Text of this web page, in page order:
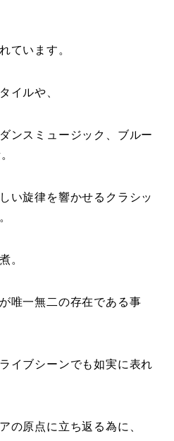
ています。
イルや、
ンスミュージック、ブルー
い旋律を響かせるクラシッ
。
唯一無二の存在である事
イブシーンでも如実に表れ
の原点に立ち返る為に、